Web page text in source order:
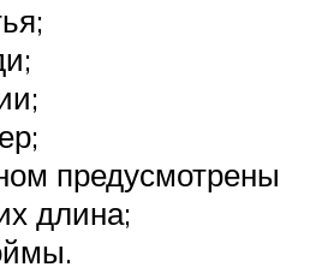
предусмотрены
длина;